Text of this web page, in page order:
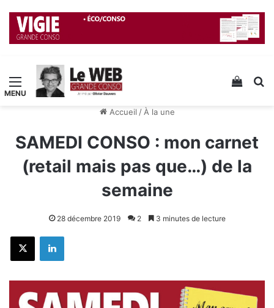
Menu Voir
Accueil / À la une
SAMEDI CONSO : mon carnet
(retail mais pas que…) de la
semaine
28 décembre 2019 2 3 minutes de lecture
X Linkedin